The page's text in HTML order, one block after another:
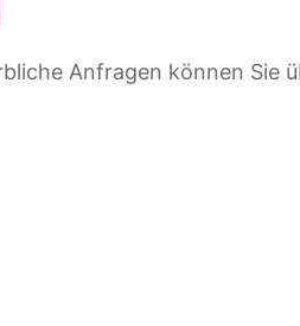
Anfragen können Sie